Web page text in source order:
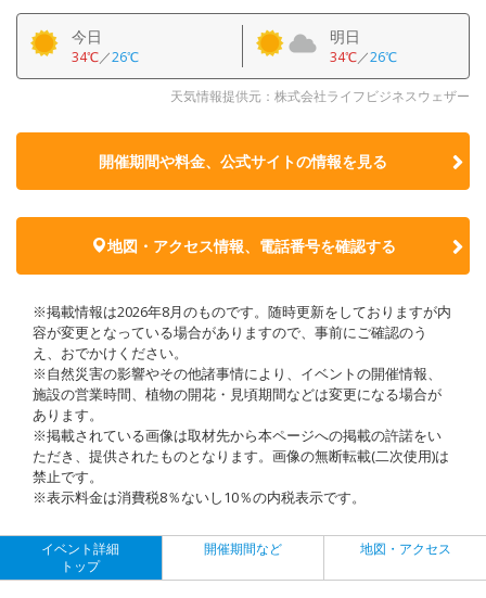
今日
34℃／26℃
明日
34℃／26℃
天気情報提供元：株式会社ライフビジネスウェザー
開催期間や料金、公式サイトの情報を見る
地図・アクセス情報、電話番号を確認する
※掲載情報は2026年8月のものです。随時更新をしておりますが内
容が変更となっている場合がありますので、事前にご確認のう
え、おでかけください。
※自然災害の影響やその他諸事情により、イベントの開催情報、
施設の営業時間、植物の開花・見頃期間などは変更になる場合が
あります。
※掲載されている画像は取材先から本ページへの掲載の許諾をい
ただき、提供されたものとなります。画像の無断転載(二次使用)は
禁止です。
※表示料金は消費税8％ないし10％の内税表示です。
イベント詳細
トップ
開催期間など 地図・アクセス